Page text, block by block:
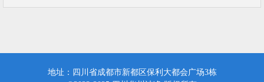
地址：四川省成都市新都区保利大都会广场3栋